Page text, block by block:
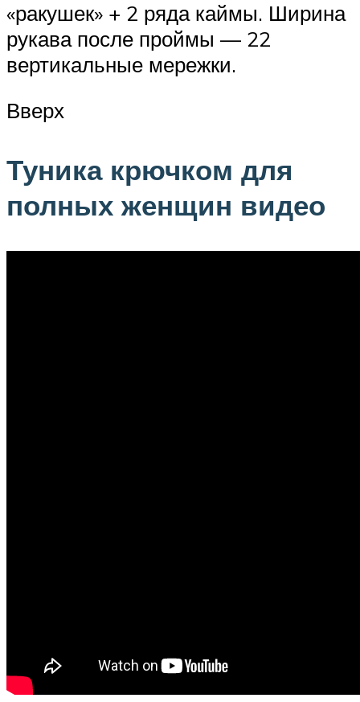
«ракушек» + 2 ряда каймы. Ширина
рукава после проймы — 22
вертикальные мережки.
Вверх
Туника крючком для
полных женщин видео